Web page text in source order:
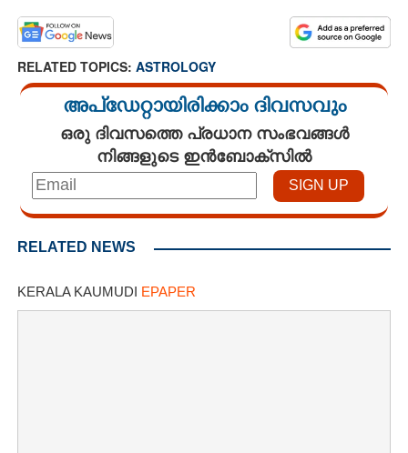
RELATED TOPICS: ASTROLOGY
അപ്ഡേറ്റായിരിക്കാം ദിവസവും
ഒരു ദിവസത്തെ പ്രധാന സംഭവങ്ങൾ
നിങ്ങളുടെ ഇൻബോക്സിൽ
RELATED NEWS
KERALA KAUMUDI EPAPER
×
Share this link